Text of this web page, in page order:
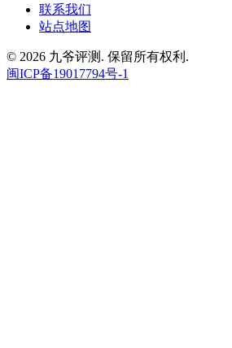
联系我们
站点地图
© 2026 九爷评测. 保留所有权利.
闽ICP备19017794号-1